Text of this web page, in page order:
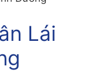
Lái